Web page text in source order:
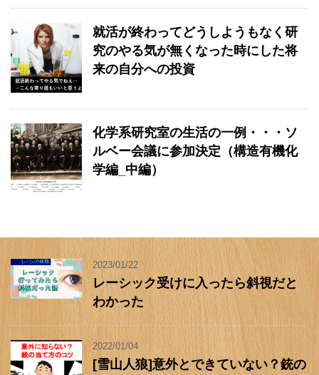
就活が終わってどうしようもなく研
究のやる気が無くなった時にした将
来の自分への投資
化学系研究室の生活の一例・・・ソ
ルベー会議に参加決定（構造有機化
学編_中編）
2023/01/22
レーシック受けに入ったら斜視だと
わかった
2022/01/04
[雪山人狼]意外とできていない？銃の